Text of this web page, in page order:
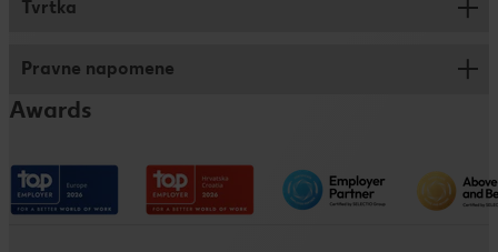
Savjeti za prijavu
Dualno i klasično obrazovanje
Tvrtka
Kronika
Kaufland na društvenim mrežama
Društveno odgovorno poslovanje
Kaufland kao poslodavac
Pravne napomene
Impressum
Awards